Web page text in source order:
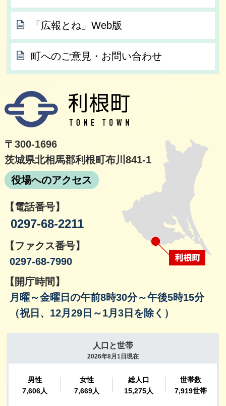
「広報とね」Web版
町へのご意見・お問い合わせ
〒300-1696
茨城県北相馬郡利根町布川841-1
役場へのアクセス
【電話番号】
0297-68-2211
【ファクス番号】
0297-68-7990
【開庁時間】
月曜～金曜日の午前8時30分～午後5時15分
（祝日、12月29日～1月3日を除く）